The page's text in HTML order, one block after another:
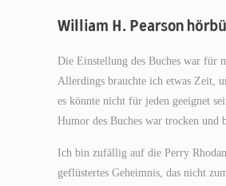
William H. Pearson
Die Einstellung des Buches war für
Allerdings brauchte ich etwas Zeit,
es könnte nicht für jeden geeignet
Humor des Buches war trocken und
Ich bin zufällig auf die Perry
geflüstertes Geheimnis, das nicht